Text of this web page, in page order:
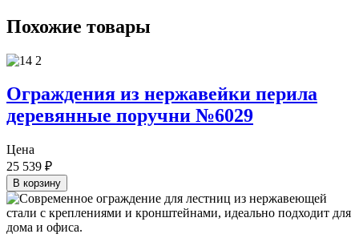
Похожие товары
Ограждения из нержавейки перила
деревянные поручни №6029
Цена
25 539 ₽
В корзину